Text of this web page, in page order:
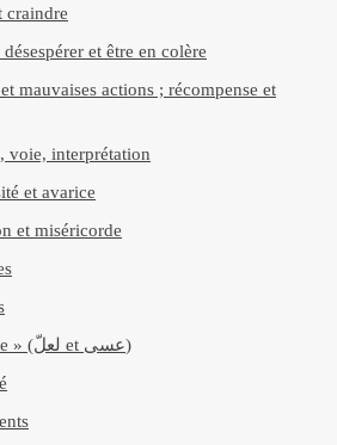
craindre
et être en colère
mauvaises actions ; récompense et
voie, interprétation
et avarice
et miséricorde
Proxémie : « peut-être » (لعلّ et عسى)